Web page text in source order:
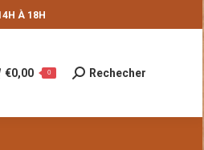
À 18H
€0,00 0
Recherche
Rechecher
: